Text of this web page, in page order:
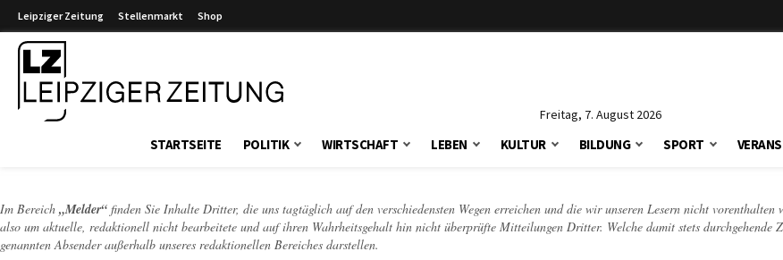
Leipziger Zeitung Stellenmarkt Shop
Freitag, 7. August 2026
STARTSEITE POLITIK WIRTSCHAFT LEBEN KULTUR BILDUNG SPORT
Im Bereich „Melder“ finden Sie Inhalte Dritter, die uns tagtäglich auf den verschiedensten Wegen erreichen und die wir unseren Lesern nicht vorenthalten
also um aktuelle, redaktionell nicht bearbeitete und auf ihren Wahrheitsgehalt hin nicht überprüfte Mitteilungen Dritter. Welche damit stets durchgehende
genannten Absender außerhalb unseres redaktionellen Bereiches darstellen.